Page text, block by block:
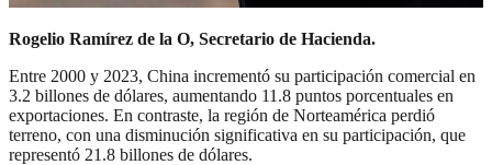
Rogelio Ramírez de la O, Secretario de Hacienda.
Entre 2000 y 2023, China incrementó su participación comercial en
3.2 billones de dólares, aumentando 11.8 puntos porcentuales en
exportaciones. En contraste, la región de Norteamérica perdió
terreno, con una disminución significativa en su participación, que
representó 21.8 billones de dólares.